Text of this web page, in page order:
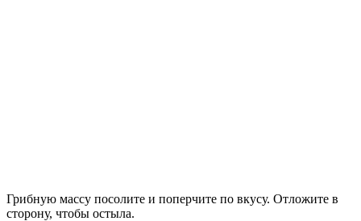
Грибную массу посолите и поперчите по вкусу. Отложите в
сторону, чтобы остыла.